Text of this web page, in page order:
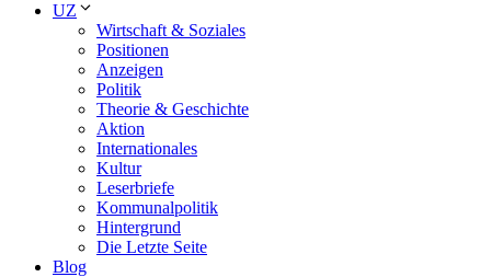
UZ
Wirtschaft & Soziales
Positionen
Anzeigen
Politik
Theorie & Geschichte
Aktion
Internationales
Kultur
Leserbriefe
Kommunalpolitik
Hintergrund
Die Letzte Seite
Blog